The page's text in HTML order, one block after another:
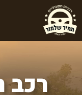
לדלג
לתוכן
רכב